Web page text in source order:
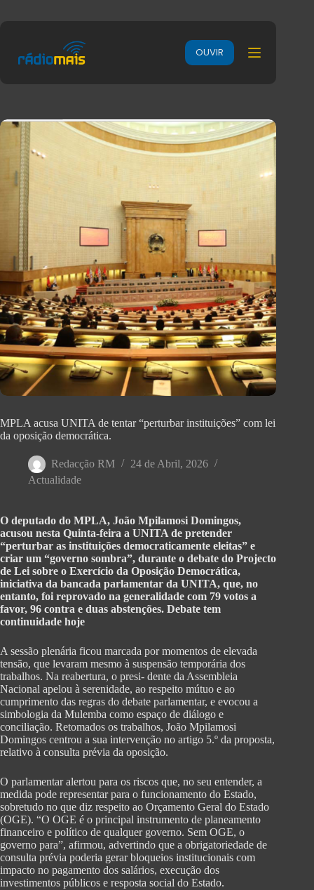
OUVIR
MPLA acusa UNITA de tentar “perturbar instituições” com lei
da oposição democrática.
Redacção RM
24 de Abril, 2026
Actualidade
O deputado do MPLA, João Mpilamosi Domingos,
acusou nesta Quinta-feira a UNITA de pretender
“perturbar as instituições democraticamente eleitas” e
criar um “governo sombra”, durante o debate do Projecto
de Lei sobre o Exercício da Oposição Democrática,
iniciativa da bancada parlamentar da UNITA, que, no
entanto, foi reprovado na generalidade com 79 votos a
favor, 96 contra e duas abstenções. Debate tem
continuidade hoje
A sessão plenária ficou marcada por momentos de elevada
tensão, que levaram mesmo à suspensão temporária dos
trabalhos. Na reabertura, o presi- dente da Assembleia
Nacional apelou à serenidade, ao respeito mútuo e ao
cumprimento das regras do debate parlamentar, e evocou a
simbologia da Mulemba como espaço de diálogo e
conciliação. Retomados os trabalhos, João Mpilamosi
Domingos centrou a sua intervenção no artigo 5.º da proposta,
relativo à consulta prévia da oposição.
O parlamentar alertou para os riscos que, no seu entender, a
medida pode representar para o funcionamento do Estado,
sobretudo no que diz respeito ao Orçamento Geral do Estado
(OGE). “O OGE é o principal instrumento de planeamento
financeiro e político de qualquer governo. Sem OGE, o
governo para”, afirmou, advertindo que a obrigatoriedade de
consulta prévia poderia gerar bloqueios institucionais com
impacto no pagamento dos salários, execução dos
investimentos públicos e resposta social do Estado.